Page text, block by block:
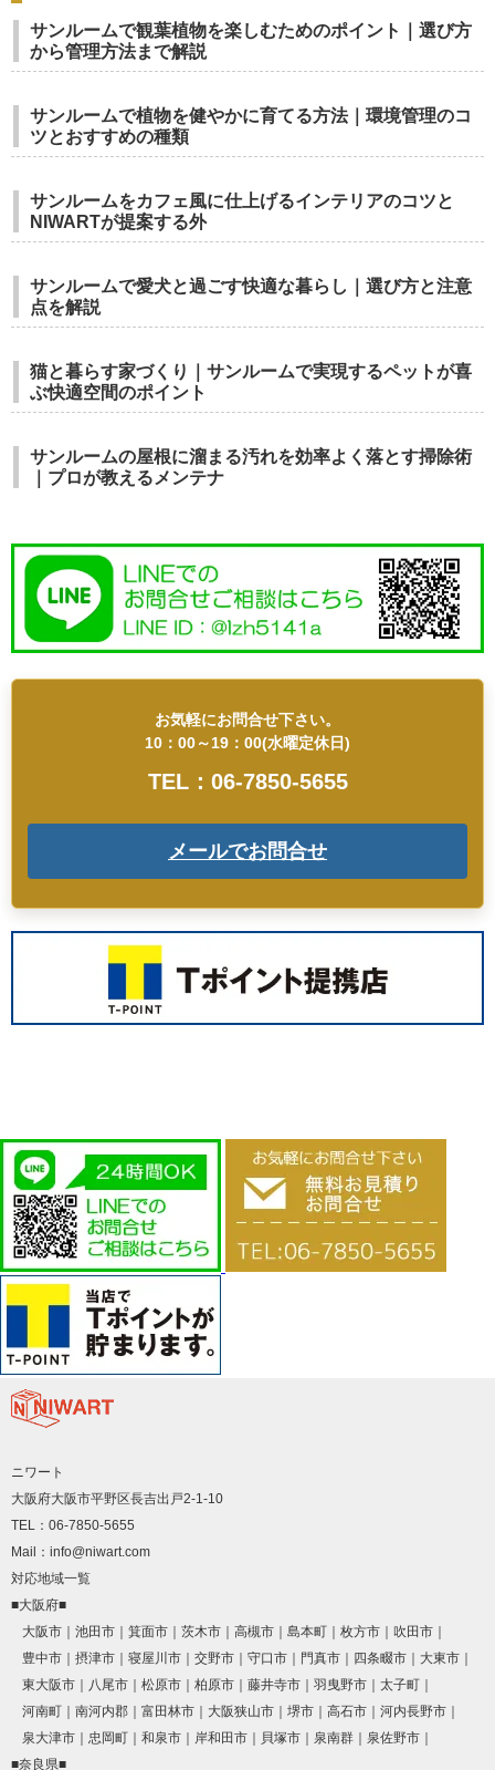
サンルームで観葉植物を楽しむためのポイント｜選び方
から管理方法まで解説
サンルームで植物を健やかに育てる方法｜環境管理のコ
ツとおすすめの種類
サンルームをカフェ風に仕上げるインテリアのコツと
NIWARTが提案する外
サンルームで愛犬と過ごす快適な暮らし｜選び方と注意
点を解説
猫と暮らす家づくり｜サンルームで実現するペットが喜
ぶ快適空間のポイント
サンルームの屋根に溜まる汚れを効率よく落とす掃除術
｜プロが教えるメンテナ
お気軽にお問合せ下さい。
10：00～19：00(水曜定休日)
TEL：06-7850-5655
メールでお問合せ
ニワート
大阪府大阪市平野区長吉出戸2-1-10
TEL：06-7850-5655
Mail：info@niwart.com
対応地域一覧
■大阪府■
大阪市
池田市 箕面市 茨木市 高槻市 島本町 枚方市
吹田市
豊中市
摂津市 寝屋川市 交野市 守口市 門真市 四条畷市
大東市
東大阪市
八尾市 松原市 柏原市 藤井寺市 羽曳野市
太子町
河南町
南河内郡 富田林市 大阪狭山市 堺市 高石市
河内長野市
泉大津市
忠岡町 和泉市 岸和田市 貝塚市 泉南群
泉佐野市
■奈良県■